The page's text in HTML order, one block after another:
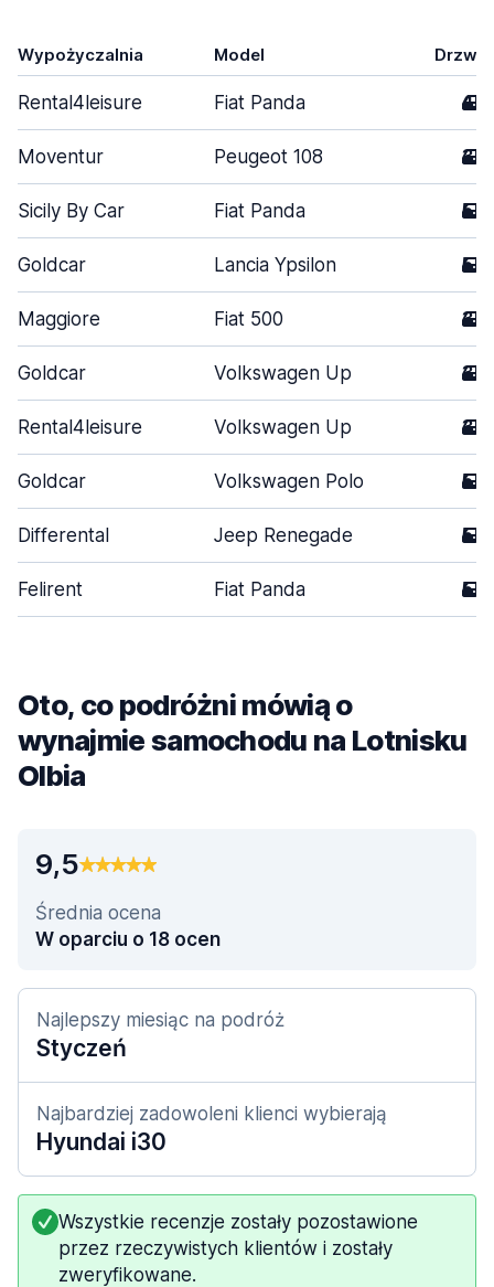
Wypożyczalnia Model Drzwi
Rental4leisure Fiat Panda 4
Moventur Peugeot 108 3
Sicily By Car Fiat Panda 5
Goldcar Lancia Ypsilon 5
Maggiore Fiat 500 3
Goldcar Volkswagen Up 3
Rental4leisure Volkswagen Up 3
Goldcar Volkswagen Polo 5
Differental Jeep Renegade 5
Felirent Fiat Panda 5
Oto, co podróżni mówią o
wynajmie samochodu na Lotnisku
Olbia
9,5
Średnia ocena
W oparciu o 18 ocen
Najlepszy miesiąc na podróż
Styczeń
Najbardziej zadowoleni klienci wybierają
Hyundai i30
Wszystkie recenzje zostały pozostawione
przez rzeczywistych klientów i zostały
zweryfikowane.